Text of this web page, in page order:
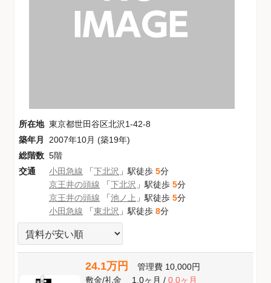
所在地 東京都世田谷区北沢1-42-8
築年月
2007年10月 (築19年)
総階数 5階
交通
小田急線 「下北沢 」駅徒歩 5分
京王井の頭線 「下北沢 」駅徒歩 5分
京王井の頭線 「池ノ上 」駅徒歩 5分
小田急線 「東北沢 」駅徒歩 8分
24.1万円 管理費 10,000円
敷金/礼金 1.0ヶ月/ 0.0ヶ月